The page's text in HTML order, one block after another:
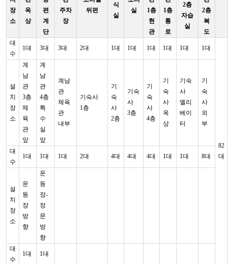
장
소
옥
상
편
계
단
주차
장
뒤편
식
실
실
1층
현
관
1층
통
로
2층
자습
실
2층
복
도
대
수
1대 3대 3대 2대 1대 1대 1대 1대 1대 1대
82
대
설
치
장
소
계
남
관
3층
체
육
관
앞
계
남
관
4층
특
수
실
앞
계남
관
체육
관
내부
기숙사
1층
기
숙
사
2층
기숙
사
3층
기
숙
사
4층
기
숙
사
옥
상
기숙
사
엘리
베이
터
기
숙
사
외
부
대
수
1대 1대 1대 2대 4대 4대 4대 1대 1대 8대
설
치
장
소
운
동
장
방
향
운
동
장-
정
문
방
향
대
수
1대 1대